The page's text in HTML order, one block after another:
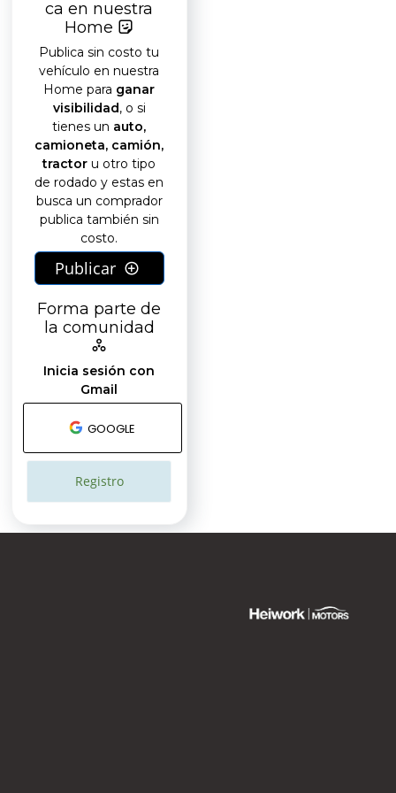
ca en nuestra
Home
Publica sin costo tu
vehículo en nuestra
Home para ganar
visibilidad, o si
tienes un auto,
camioneta, camión,
tractor u otro tipo
de rodado y estas en
busca un comprador
publica también sin
costo.
Publicar
Forma parte de
la comunidad
Inicia sesión con
Gmail
GOOGLE
Registro